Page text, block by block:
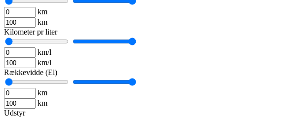
km
km
Kilometer pr liter
km/l
km/l
Rækkevidde (El)
km
km
Udstyr